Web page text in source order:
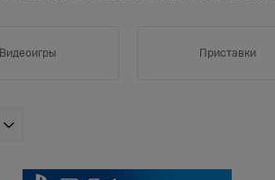
Видеоигры Приставки